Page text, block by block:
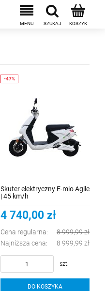
Skuter elektryczny E-mio Agile
| 45 km/h
4 740,00 zł
Cena regularna:
8 999,99 zł
Najniższa cena:
8 999,99 zł
szt.
DO KOSZYKA